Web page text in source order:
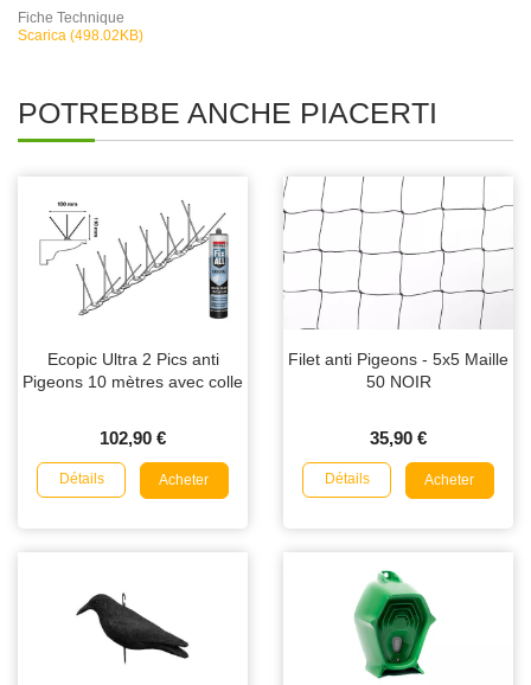
Fiche Technique
Scarica (498.02KB)
POTREBBE ANCHE PIACERTI
Ecopic Ultra 2 Pics anti
Pigeons 10 mètres avec colle
102,90 €
Détails Acheter
Filet anti Pigeons - 5x5 Maille
50 NOIR
35,90 €
Détails Acheter